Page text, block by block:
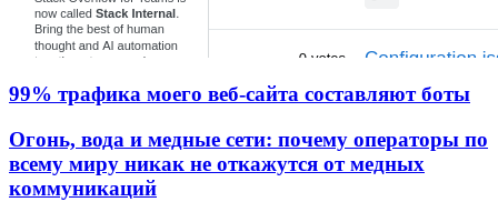
99% трафика моего веб‑сайта составляют боты
Огонь, вода и медные сети: почему операторы по
всему миру никак не откажутся от медных
коммуникаций